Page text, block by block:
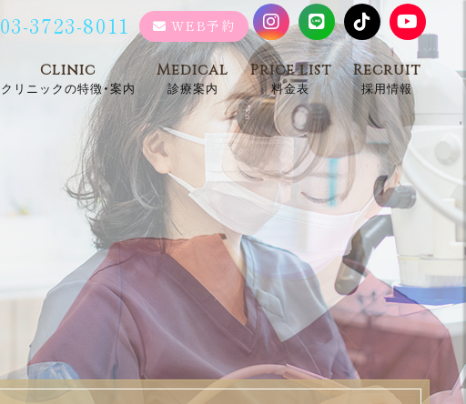
03-3723-8011 WEB予約
Clinic
クリニックの特徴・案内
Medical
診療案内
Price list
料金表
Recruit
採用情報